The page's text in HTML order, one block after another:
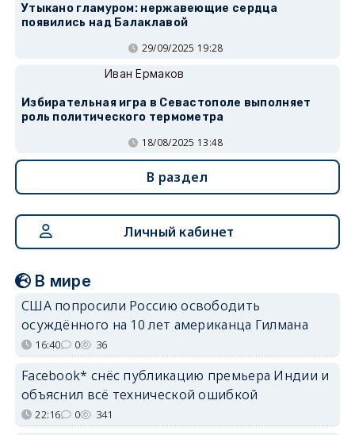
Утыкано гламуром: нержавеющие сердца
появились над Балаклавой
29/09/2025 19:28
Иван Ермаков
Избирательная игра в Севастополе выполняет
роль политического термометра
18/08/2025 13:48
В раздел
Личный кабинет
В мире
США попросили Россию освободить
осуждённого на 10 лет американца Гилмана
16:40 0 36
Facebook* снёс публикацию премьера Индии и
объяснил всё технической ошибкой
22:16 0 341